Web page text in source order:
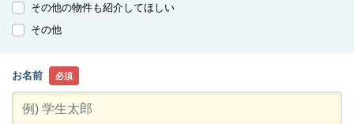
その他の物件も紹介してほしい
その他
お名前 必須